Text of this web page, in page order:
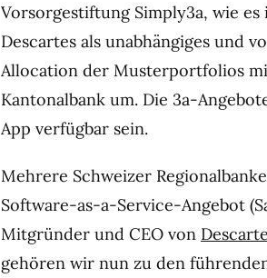
Vorsorgestiftung Simply3a, wie
Descartes als unabhängiges und
Allocation der Musterportfolios
Kantonalbank um. Die 3a-
App verfügbar sein.
Mehrere Schweizer
Software-as-a-Service-Angebot
Mitgründer und CEO von
gehören wir nun zu den